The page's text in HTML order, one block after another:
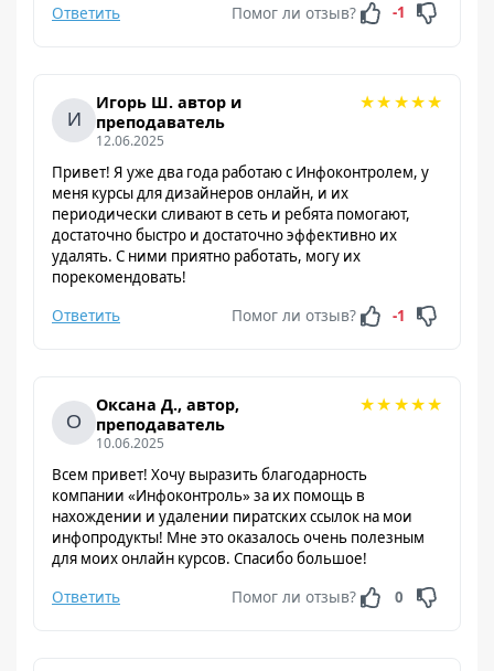
Ответить Помог ли отзыв? -1
Игорь Ш. автор и
преподаватель
12.06.2025
★★★★★
Привет! Я уже два года работаю с Инфоконтролем, у
меня курсы для дизайнеров онлайн, и их
периодически сливают в сеть и ребята помогают,
достаточно быстро и достаточно эффективно их
удалять. С ними приятно работать, могу их
порекомендовать!
Ответить Помог ли отзыв? -1
Оксана Д., автор,
преподаватель
10.06.2025
★★★★★
Всем привет! Хочу выразить благодарность
компании «Инфоконтроль» за их помощь в
нахождении и удалении пиратских ссылок на мои
инфопродукты! Мне это оказалось очень полезным
для моих онлайн курсов. Спасибо большое!
Ответить Помог ли отзыв? 0